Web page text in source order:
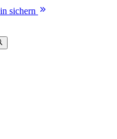
sichern